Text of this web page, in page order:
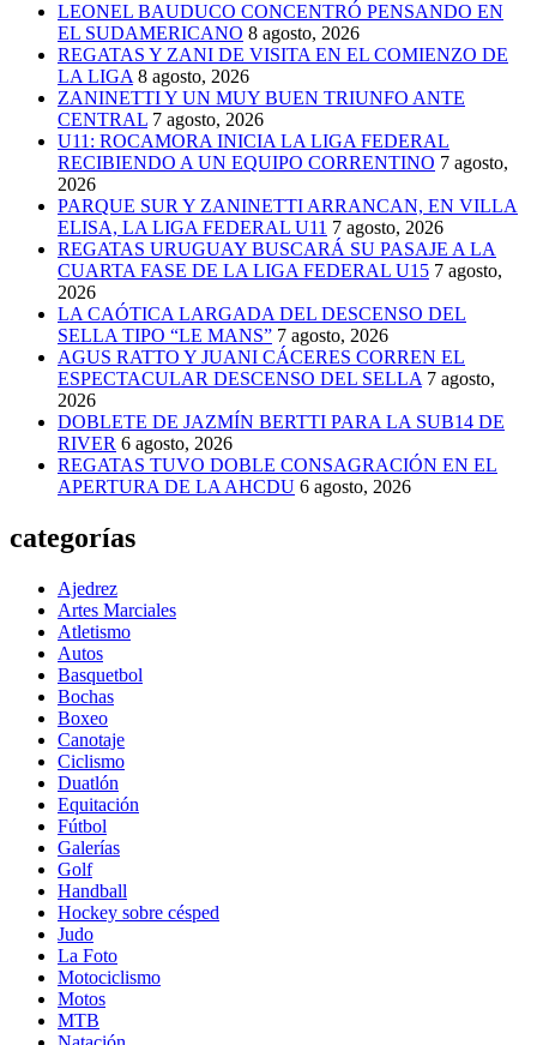
LEONEL BAUDUCO CONCENTRÓ PENSANDO EN
EL SUDAMERICANO 8 agosto, 2026
REGATAS Y ZANI DE VISITA EN EL COMIENZO DE
LA LIGA 8 agosto, 2026
ZANINETTI Y UN MUY BUEN TRIUNFO ANTE
CENTRAL 7 agosto, 2026
U11: ROCAMORA INICIA LA LIGA FEDERAL
RECIBIENDO A UN EQUIPO CORRENTINO 7 agosto,
2026
PARQUE SUR Y ZANINETTI ARRANCAN, EN VILLA
ELISA, LA LIGA FEDERAL U11 7 agosto, 2026
REGATAS URUGUAY BUSCARÁ SU PASAJE A LA
CUARTA FASE DE LA LIGA FEDERAL U15 7 agosto,
2026
LA CAÓTICA LARGADA DEL DESCENSO DEL
SELLA TIPO “LE MANS” 7 agosto, 2026
AGUS RATTO Y JUANI CÁCERES CORREN EL
ESPECTACULAR DESCENSO DEL SELLA 7 agosto,
2026
DOBLETE DE JAZMÍN BERTTI PARA LA SUB14 DE
RIVER 6 agosto, 2026
REGATAS TUVO DOBLE CONSAGRACIÓN EN EL
APERTURA DE LA AHCDU 6 agosto, 2026
categorías
Ajedrez
Artes Marciales
Atletismo
Autos
Basquetbol
Bochas
Boxeo
Canotaje
Ciclismo
Duatlón
Equitación
Fútbol
Galerías
Golf
Handball
Hockey sobre césped
Judo
La Foto
Motociclismo
Motos
MTB